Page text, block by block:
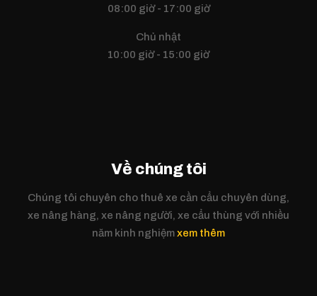
08:00 giờ - 17:00 giờ
Chủ nhật
10:00 giờ - 15:00 giờ
Về chúng tôi
Chúng tôi chuyên cho thuê xe cần cẩu chuyên dùng,
xe nâng hàng, xe nâng người, xe cẩu thùng với nhiều
năm kinh nghiệmxem thêm